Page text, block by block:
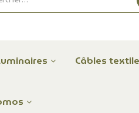
Câbles